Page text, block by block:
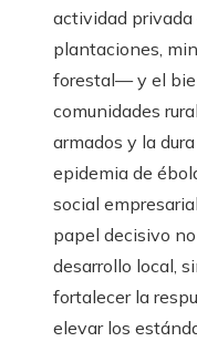
actividad
plantaciones,
forestal— y el
comunidades
armados y la
epidemia de
social
papel decisivo
desarrollo local,
fortalecer la
elevar los